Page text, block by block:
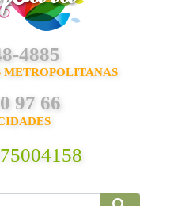
4885
METROPOLITANAS
97 66